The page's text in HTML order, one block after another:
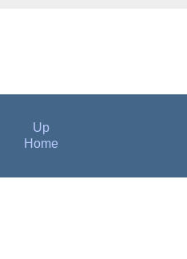
Up
Home